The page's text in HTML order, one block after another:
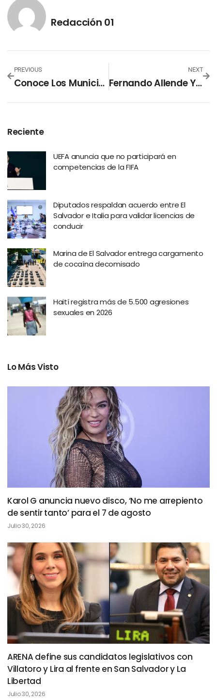
Redacción 01
PREVIOUS
Conoce Los Municipios Que Serán Afectados Por Suspensión De Agua Potable En San Salvador
NEXT
Fernando Allende Y Su Esposa Visitan La Asociación Ágape
Reciente
UEFA anuncia que no participará en
competencias de la FIFA
Diputados respaldan acuerdo entre El
Salvador e Italia para validar licencias de
conducir
Marina de El Salvador entrega cargamento
de cocaína decomisado
Haití registra más de 5.500 agresiones
sexuales en 2026
Lo Más Visto
Karol G anuncia nuevo disco, ‘No me arrepiento
de sentir tanto’ para el 7 de agosto
Julio 30, 2026
ARENA define sus candidatos legislativos con
Villatoro y Lira al frente en San Salvador y La
Libertad
Julio 30, 2026